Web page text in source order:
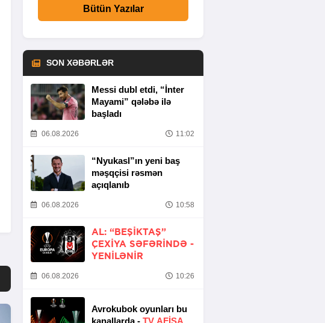
Bütün Yazılar
SON XƏBƏRLƏR
Messi dubl etdi, “İnter
Mayami” qələbə ilə
başladı
06.08.2026 11:02
“Nyukasl”ın yeni baş
məşqçisi rəsmən
açıqlanıb
06.08.2026 10:58
AL: “BEŞIKTAŞ”
ÇEXIYA SƏFƏRINDƏ -
YENİLƏNİR
06.08.2026 10:26
Avrokubok oyunları bu
kanallarda - TV AFİŞA